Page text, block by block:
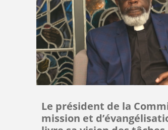
Le président de la
mission et